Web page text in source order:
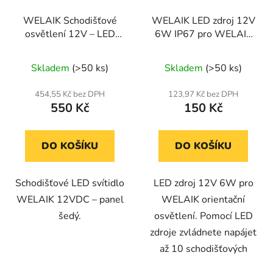
WELAIK Schodišťové
osvětlení 12V – LED
Skladem (>50 ks)
454,55 Kč bez DPH
550 Kč
DO KOŠÍKU
Schodišťové LED svítidlo
WELAIK 12VDC – panel
šedý.
WELAIK LED zdroj 12V
6W IP67 pro WELAIK
Skladem (>50 ks)
123,97 Kč bez DPH
150 Kč
DO KOŠÍKU
LED zdroj 12V 6W pro
WELAIK orientační
osvětlení. Pomocí LED
zdroje zvládnete napájet
až 10 schodišťových